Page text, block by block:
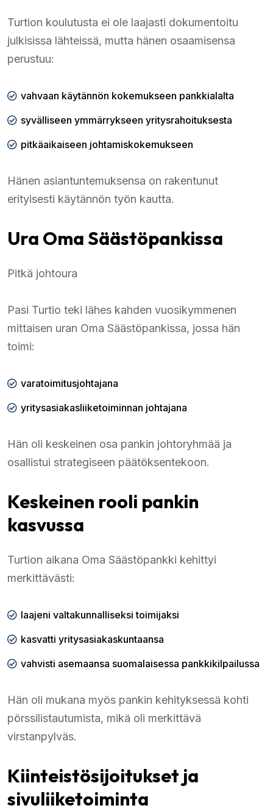
Turtion koulutusta ei ole laajasti dokumentoitu
julkisissa lähteissä, mutta hänen osaamisensa
perustuu:
vahvaan käytännön kokemukseen pankkialalta
syvälliseen ymmärrykseen yritysrahoituksesta
pitkäaikaiseen johtamiskokemukseen
Hänen asiantuntemuksensa on rakentunut
erityisesti käytännön työn kautta.
Ura Oma Säästöpankissa
Pitkä johtoura
Pasi Turtio teki lähes kahden vuosikymmenen
mittaisen uran Oma Säästöpankissa, jossa hän
toimi:
varatoimitusjohtajana
yritysasiakasliiketoiminnan johtajana
Hän oli keskeinen osa pankin johtoryhmää ja
osallistui strategiseen päätöksentekoon.
Keskeinen rooli pankin
kasvussa
Turtion aikana Oma Säästöpankki kehittyi
merkittävästi:
laajeni valtakunnalliseksi toimijaksi
kasvatti yritysasiakaskuntaansa
vahvisti asemaansa suomalaisessa pankkikilpailussa
Hän oli mukana myös pankin kehityksessä kohti
pörssilistautumista, mikä oli merkittävä
virstanpylväs.
Kiinteistösijoitukset ja
sivuliiketoiminta